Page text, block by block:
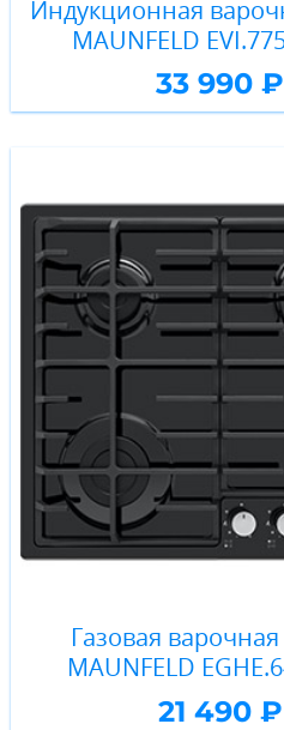
Индукционная
MAUNFELD
33 990 ₽
Газовая
MAUNFELD
21 490 ₽